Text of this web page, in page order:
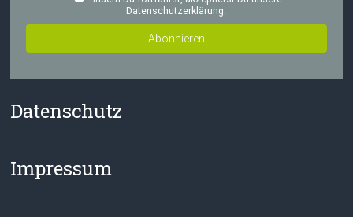
Datenschutzerklärung.
Datenschutz
Impressum